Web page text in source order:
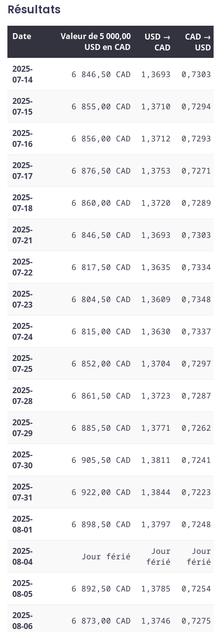
Résultats
Date
Valeur de 5 000,00
USD en CAD
USD →
CAD
CAD →
USD
2025-
07-14
6 846,50 CAD 1,3693 0,7303
2025-
07-15
6 855,00 CAD 1,3710 0,7294
2025-
07-16
6 856,00 CAD 1,3712 0,7293
2025-
07-17
6 876,50 CAD 1,3753 0,7271
2025-
07-18
6 860,00 CAD 1,3720 0,7289
2025-
07-21
6 846,50 CAD 1,3693 0,7303
2025-
07-22
6 817,50 CAD 1,3635 0,7334
2025-
07-23
6 804,50 CAD 1,3609 0,7348
2025-
07-24
6 815,00 CAD 1,3630 0,7337
2025-
07-25
6 852,00 CAD 1,3704 0,7297
2025-
07-28
6 861,50 CAD 1,3723 0,7287
2025-
07-29
6 885,50 CAD 1,3771 0,7262
2025-
07-30
6 905,50 CAD 1,3811 0,7241
2025-
07-31
6 922,00 CAD 1,3844 0,7223
2025-
08-01
6 898,50 CAD 1,3797 0,7248
2025-
08-04
Jour férié
Jour
férié
Jour
férié
2025-
08-05
6 892,50 CAD 1,3785 0,7254
2025-
08-06
6 873,00 CAD 1,3746 0,7275